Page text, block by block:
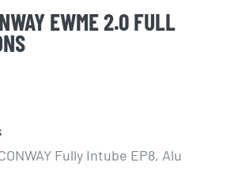
EWME 2.0 FULL
Fully Intube EP8, Alu